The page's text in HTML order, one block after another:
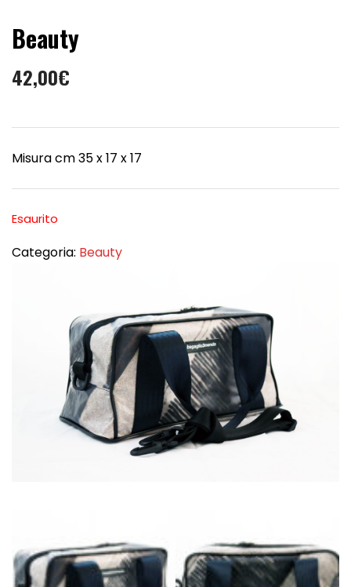
Beauty
42,00€
Misura cm 35 x 17 x 17
Esaurito
Categoria: Beauty